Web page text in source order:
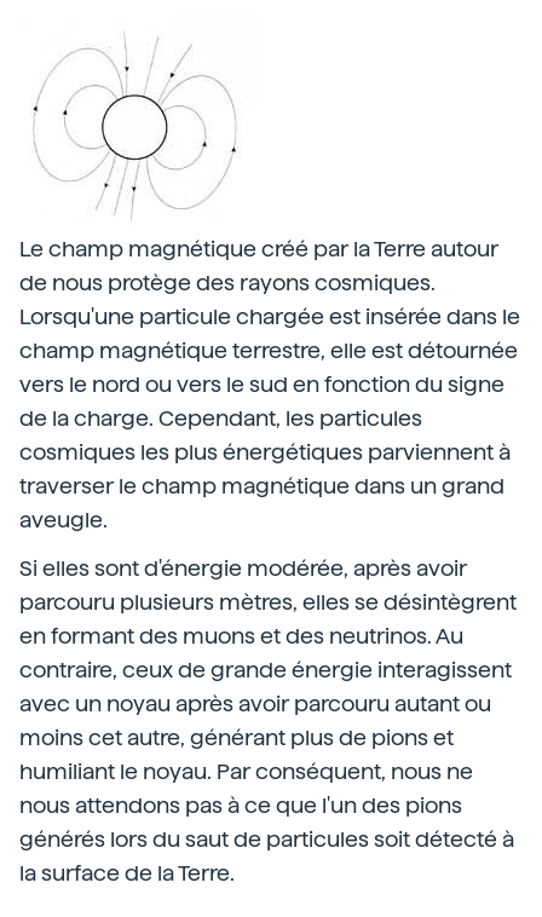
Le champ magnétique créé par la Terre autour
de nous protège des rayons cosmiques.
Lorsqu'une particule chargée est insérée dans le
champ magnétique terrestre, elle est détournée
vers le nord ou vers le sud en fonction du signe
de la charge. Cependant, les particules
cosmiques les plus énergétiques parviennent à
traverser le champ magnétique dans un grand
aveugle.
Si elles sont d'énergie modérée, après avoir
parcouru plusieurs mètres, elles se désintègrent
en formant des muons et des neutrinos. Au
contraire, ceux de grande énergie interagissent
avec un noyau après avoir parcouru autant ou
moins cet autre, générant plus de pions et
humiliant le noyau. Par conséquent, nous ne
nous attendons pas à ce que l'un des pions
générés lors du saut de particules soit détecté à
la surface de la Terre.